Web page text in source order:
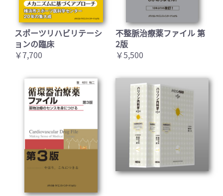
スポーツリハビリテーシ
ョンの臨床
￥7,700
不整脈治療薬ファイル 第
2版
￥5,500